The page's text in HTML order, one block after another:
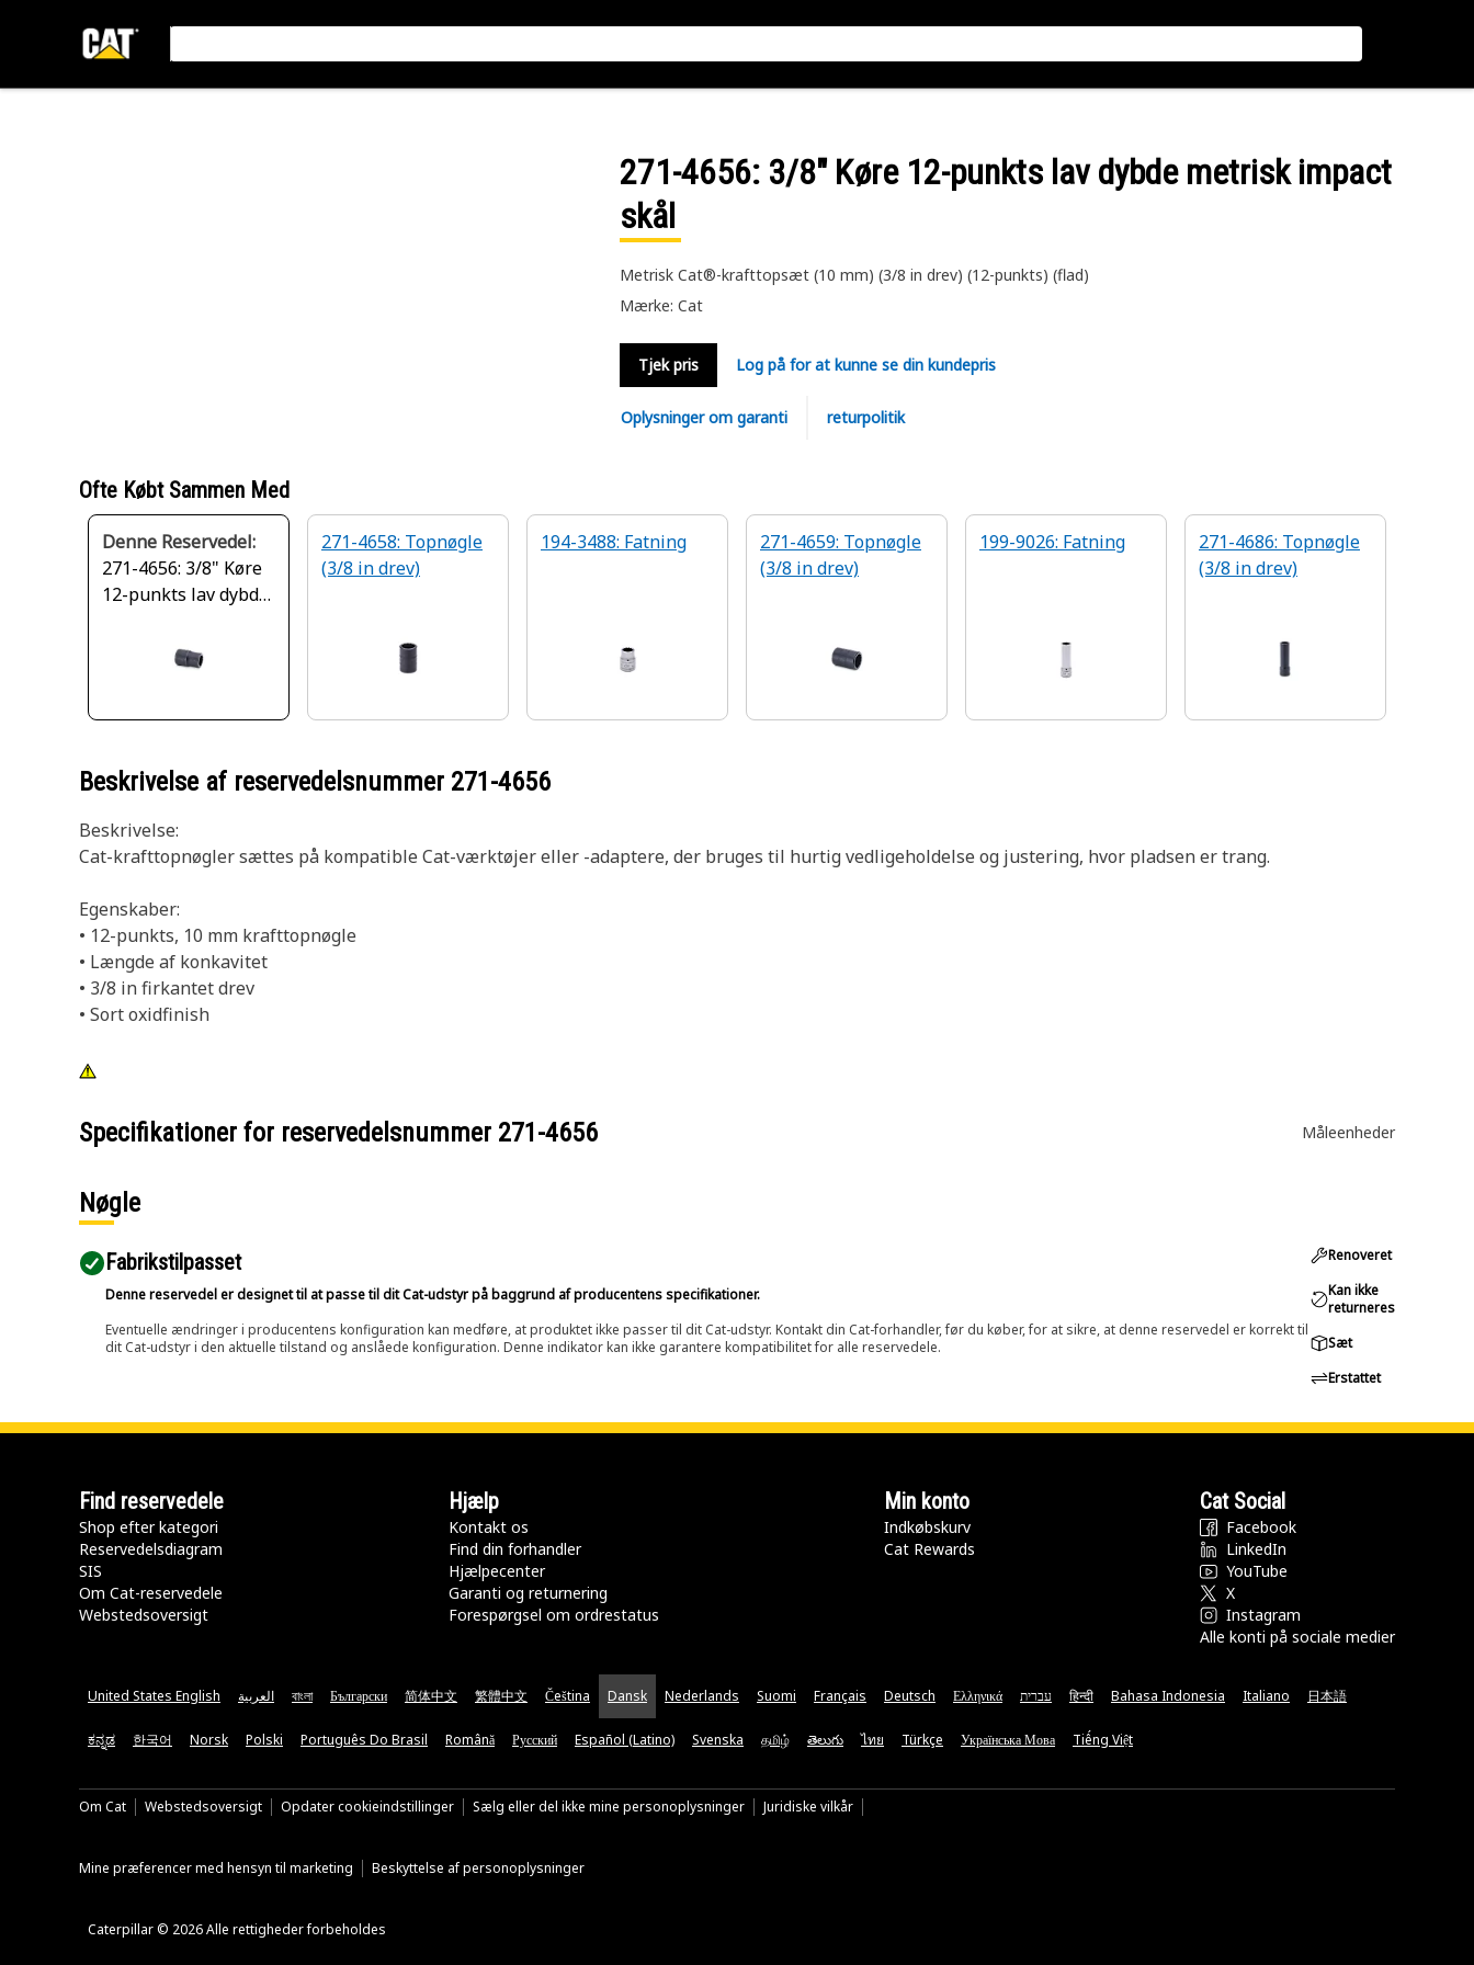
271-4656: 3/8" Køre 12-punkts lav dybde metrisk impact
skål
Metrisk Cat®-krafttopsæt (10 mm) (3/8 in drev) (12-punkts) (flad)
Mærke: Cat
Tjek pris Log på for at kunne se din kundepris
Oplysninger om garanti returpolitik
Ofte Købt Sammen Med
Denne Reservedel:
271-4656: 3/8" Køre
12-punkts lav dybde
271-4658: Topnøgle
(3/8 in drev)
194-3488: Fatning
271-4659: Topnøgle
(3/8 in drev)
199-9026: Fatning
271-4686: Topnøgle
(3/8 in drev)
Beskrivelse af reservedelsnummer 271-4656
Beskrivelse:
Cat-krafttopnøgler sættes på kompatible Cat-værktøjer eller -adaptere, der bruges til hurtig vedligeholdelse og justering, hvor pladsen er trang.
Egenskaber:
• 12-punkts, 10 mm krafttopnøgle
• Længde af konkavitet
• 3/8 in firkantet drev
• Sort oxidfinish
Specifikationer for reservedelsnummer 271-4656 Måleenheder
Nøgle
Fabrikstilpasset
Denne reservedel er designet til at passe til dit Cat-udstyr på baggrund af producentens specifikationer.
Eventuelle ændringer i producentens konfiguration kan medføre, at produktet ikke passer til dit Cat-udstyr. Kontakt din Cat-forhandler, før du køber, for at sikre, at denne reservedel er korrekt til
dit Cat-udstyr i den aktuelle tilstand og anslåede konfiguration. Denne indikator kan ikke garantere kompatibilitet for alle reservedele.
Renoveret
Kan ikke
returneres
Sæt
Erstattet
Find reservedele
Shop efter kategori
Reservedelsdiagram
SIS
Om Cat-reservedele
Webstedsoversigt
Hjælp
Kontakt os
Find din forhandler
Hjælpecenter
Garanti og returnering
Forespørgsel om ordrestatus
Min konto
Indkøbskurv
Cat Rewards
Cat Social
Facebook
LinkedIn
YouTube
X
Instagram
Alle konti på sociale medier
United States English العربية বাংলা Български 简体中文 繁體中文 Čeština Dansk Nederlands Suomi Français Deutsch Ελληνικά עברית हिन्दी Bahasa Indonesia Italiano 日本語
ಕನ್ನಡ 한국어 Norsk Polski Português Do Brasil Română Русский Español (Latino) Svenska தமிழ் తెలుగు ไทย Türkçe Українська Мова Tiếng Việt
Om Cat Webstedsoversigt Opdater cookieindstillinger Sælg eller del ikke mine personoplysninger Juridiske vilkår
Mine præferencer med hensyn til marketing Beskyttelse af personoplysninger
Caterpillar © 2026 Alle rettigheder forbeholdes